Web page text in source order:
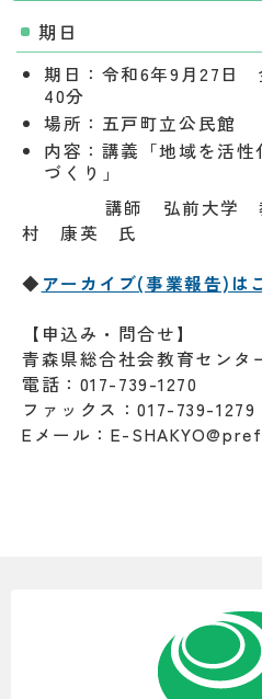
期日
期日：令和6年9月27日
40分
場所：五戸町立公民館
内容：講義「地域を活
づくり」
講師 弘前大学 教
村 康英 氏
◆ アーカイブ(事業報告)は
【申込み・問合せ】
青森県総合社会教育セン
電話：017-739-1270
ファックス：017-739-1279
Eメール：E-